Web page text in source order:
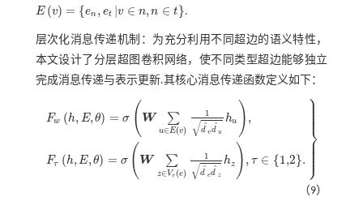
E (v) = {en , et |v ∈ n, n ∈ t}
Ev =en et v∈n, n∈t .
层次化消息传递机制：为充分利用不同超边的语义特性，
本文设计了分层超图卷积网络，使不同类型超边能够独立
完成消息传递与表示更新.其核心消息传递函数定义如下：
Fw (h, E, θ) = σ ( W ∑
u∈E(v)
1
dˆ
vdˆ
u
√
hu ) ,
Fτ (h,E,θ) = σ ( W ∑
z∈ Vτ (e)
1
dˆ
edˆ
z
√
hz ) , τ ∈ {1,2}.
⎫
⎭
⎬
⎪
⎪⎪⎪⎪
⎪
⎪
⎪
⎪⎪⎪
⎪
v1 W d
（9）